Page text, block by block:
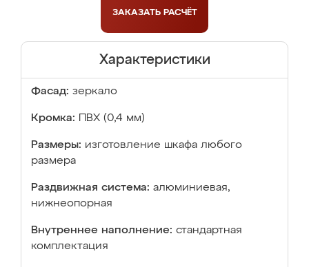
ЗАКАЗАТЬ РАСЧЁТ
Характеристики
Фасад: зеркало
Кромка: ПВХ (0,4 мм)
Размеры: изготовление шкафа любого
размера
Раздвижная система: алюминиевая,
нижнеопорная
Внутреннее наполнение: стандартная
комплектация